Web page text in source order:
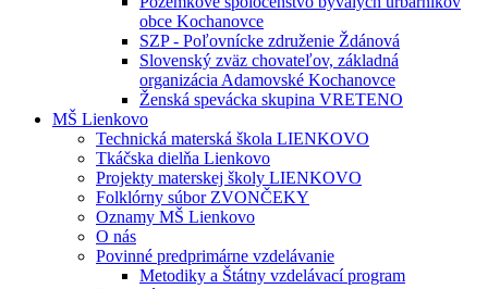
obce Kochanovce
SZP - Poľovnícke združenie Ždánová
Slovenský zväz chovateľov, základná
organizácia Adamovské Kochanovce
Ženská spevácka skupina VRETENO
MŠ Lienkovo
Technická materská škola LIENKOVO
Tkáčska dielňa Lienkovo
Projekty materskej školy LIENKOVO
Folklórny súbor ZVONČEKY
Oznamy MŠ Lienkovo
O nás
Povinné predprimárne vzdelávanie
Metodiky a Štátny vzdelávací program